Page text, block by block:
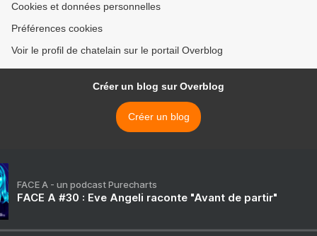
Cookies et données personnelles
Préférences cookies
Voir le profil de chatelain sur le portail Overblog
Créer un blog sur Overblog
Créer un blog
FACE A - un podcast Purecharts
FACE A #30 : Eve Angeli raconte "Avant de partir"